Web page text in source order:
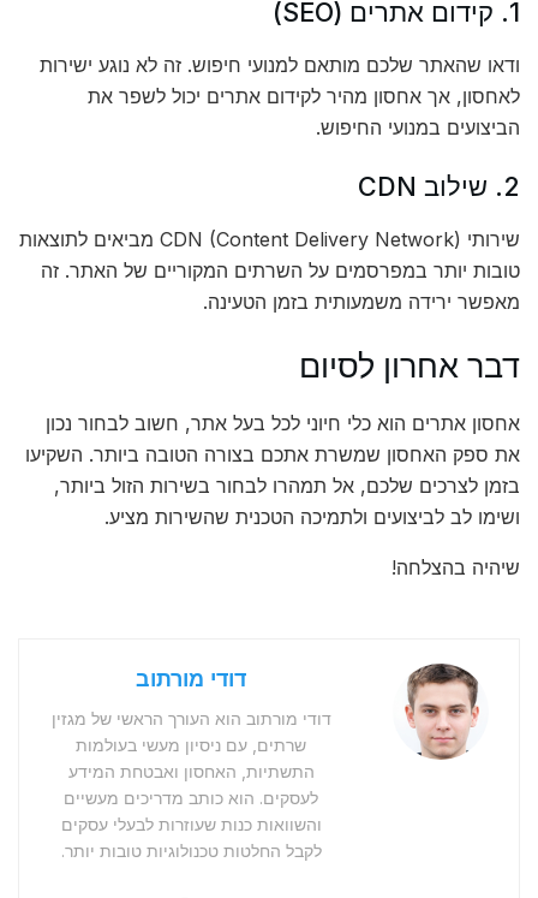
1. קידום אתרים (SEO)
ודאו שהאתר שלכם מותאם למנועי חיפוש. זה לא נוגע ישירות
לאחסון, אך אחסון מהיר לקידום אתרים יכול לשפר את
הביצועים במנועי החיפוש.
2. שילוב CDN
שירותי CDN (Content Delivery Network) מביאים לתוצאות
טובות יותר במפרסמים על השרתים המקוריים של האתר. זה
מאפשר ירידה משמעותית בזמן הטעינה.
דבר אחרון לסיום
אחסון אתרים הוא כלי חיוני לכל בעל אתר, חשוב לבחור נכון
את ספק האחסון שמשרת אתכם בצורה הטובה ביותר. השקיעו
בזמן לצרכים שלכם, אל תמהרו לבחור בשירות הזול ביותר,
ושימו לב לביצועים ולתמיכה הטכנית שהשירות מציע.
שיהיה בהצלחה!
דודי מורתוב
דודי מורתוב הוא העורך הראשי של מגזין
שרתים, עם ניסיון מעשי בעולמות
התשתיות, האחסון ואבטחת המידע
לעסקים. הוא כותב מדריכים מעשיים
והשוואות כנות שעוזרות לבעלי עסקים
לקבל החלטות טכנולוגיות טובות יותר.